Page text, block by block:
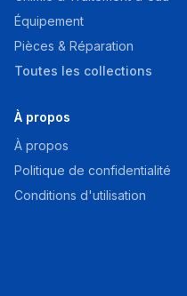
Équipement
Pièces & Réparation
Toutes les collections
À propos
À propos
Politique de confidentialité
Conditions d'utilisation